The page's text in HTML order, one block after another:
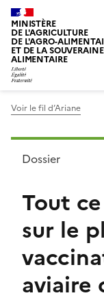
MINISTÈRE
DE L'AGRICULTURE
DE L'AGRO-
ET DE LA
ALIMENTAIRE
Voir le fil d’Ariane
Dossier
Tout
sur le
aviaire